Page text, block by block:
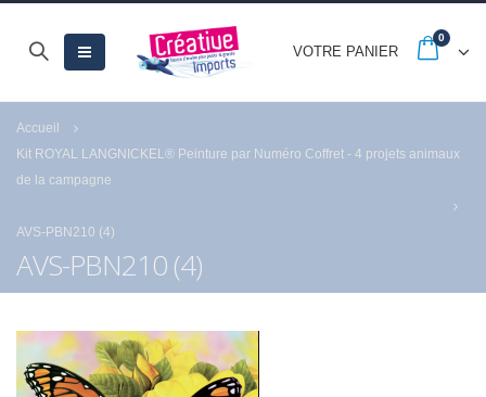
VOTRE PANIER
0
Accueil
Kit ROYAL LANGNICKEL® Peinture par Numéro Coffret - 4 projets animaux
de la campagne
AVS-PBN210 (4)
AVS-PBN210 (4)